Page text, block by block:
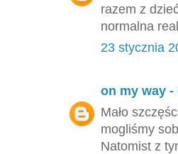
razem z
normalna
23 stycznia
on my way
Mało
mogliśmy
Natomist z